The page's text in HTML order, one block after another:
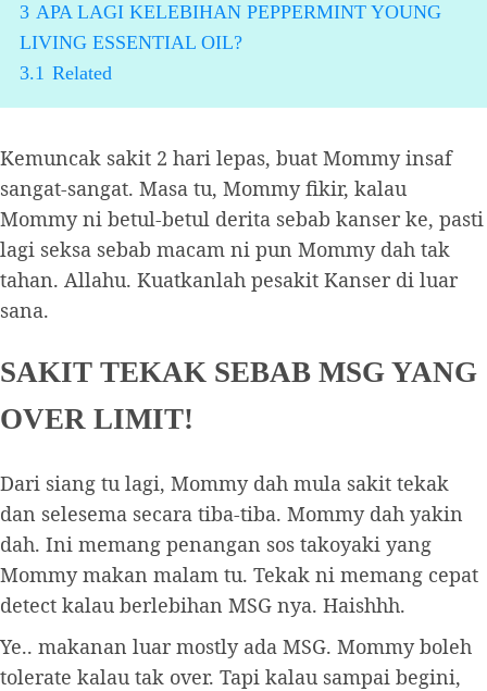
3 APA LAGI KELEBIHAN PEPPERMINT YOUNG
LIVING ESSENTIAL OIL?
3.1 Related
Kemuncak sakit 2 hari lepas, buat Mommy insaf
sangat-sangat. Masa tu, Mommy fikir, kalau
Mommy ni betul-betul derita sebab kanser ke, pasti
lagi seksa sebab macam ni pun Mommy dah tak
tahan. Allahu. Kuatkanlah pesakit Kanser di luar
sana.
SAKIT TEKAK SEBAB MSG YANG
OVER LIMIT!
Dari siang tu lagi, Mommy dah mula sakit tekak
dan selesema secara tiba-tiba. Mommy dah yakin
dah. Ini memang penangan sos takoyaki yang
Mommy makan malam tu. Tekak ni memang cepat
detect kalau berlebihan MSG nya. Haishhh.
Ye.. makanan luar mostly ada MSG. Mommy boleh
tolerate kalau tak over. Tapi kalau sampai begini,